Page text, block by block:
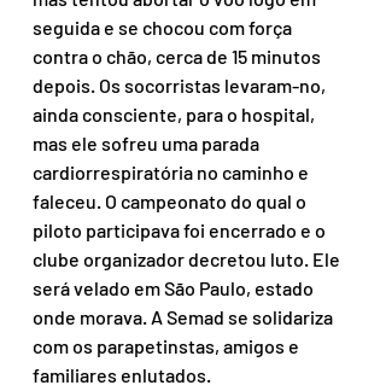
seguida e se chocou com força
contra o chão, cerca de 15 minutos
depois. Os socorristas levaram-no,
ainda consciente, para o hospital,
mas ele sofreu uma parada
cardiorrespiratória no caminho e
faleceu. O campeonato do qual o
piloto participava foi encerrado e o
clube organizador decretou luto. Ele
será velado em São Paulo, estado
onde morava. A Semad se solidariza
com os parapetinstas, amigos e
familiares enlutados.